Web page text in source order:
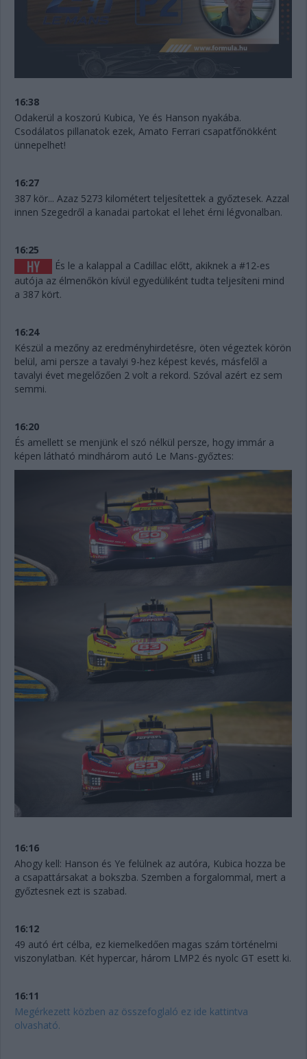
16:38
Odakerül a koszorú Kubica, Ye és Hanson nyakába.
Csodálatos pillanatok ezek, Amato Ferrari csapatfőnökként
ünnepelhet!
16:27
387 kör... Azaz 5273 kilométert teljesítettek a győztesek. Azzal
innen Szegedről a kanadai partokat el lehet érni légvonalban.
16:25
És le a kalappal a Cadillac előtt, akiknek a #12-es
autója az élmenőkön kívül egyedüliként tudta teljesíteni mind
a 387 kört.
16:24
Készül a mezőny az eredményhirdetésre, öten végeztek körön
belül, ami persze a tavalyi 9-hez képest kevés, másfelől a
tavalyi évet megelőzően 2 volt a rekord. Szóval azért ez sem
semmi.
16:20
És amellett se menjünk el szó nélkül persze, hogy immár a
képen látható mindhárom autó Le Mans-győztes:
16:16
Ahogy kell: Hanson és Ye felülnek az autóra, Kubica hozza be
a csapattársakat a bokszba. Szemben a forgalommal, mert a
győztesnek ezt is szabad.
16:12
49 autó ért célba, ez kiemelkedően magas szám történelmi
viszonylatban. Két hypercar, három LMP2 és nyolc GT esett ki.
16:11
Megérkezett közben az összefoglaló ez ide kattintva
olvasható.